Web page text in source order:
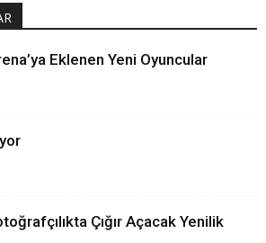
Eklenen Yeni Oyuncular
Çığır Açacak Yenilik